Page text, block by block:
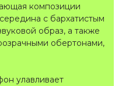
композиции
с бархатистым
образ, а также
обертонами,
улавливает